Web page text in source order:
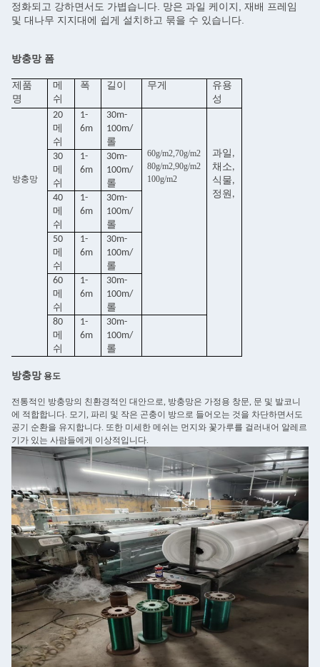
정화되고 강하면서도 가볍습니다. 망은 과일 케이지, 재배 프레임
및 대나무 지지대에 쉽게 설치하고 묶을 수 있습니다.
방충망 폼
제품
명
메
쉬
폭 길이 무게
유용
성
방충망
20
메
쉬
1-
6m
30m-
100m/
롤
60g/m2,70g/m2
80g/m2,90g/m2
100g/m2
과일,
채소,
식물,
정원,
30
메
쉬
1-
6m
30m-
100m/
롤
40
메
쉬
1-
6m
30m-
100m/
롤
50
메
쉬
1-
6m
30m-
100m/
롤
60
메
쉬
1-
6m
30m-
100m/
롤
80
메
쉬
1-
6m
30m-
100m/
롤
방충망 용도
전통적인 방충망의 친환경적인 대안으로, 방충망은 가정용 창문, 문 및 발코니
에 적합합니다. 모기, 파리 및 작은 곤충이 방으로 들어오는 것을 차단하면서도
공기 순환을 유지합니다. 또한 미세한 메쉬는 먼지와 꽃가루를 걸러내어 알레르
기가 있는 사람들에게 이상적입니다.